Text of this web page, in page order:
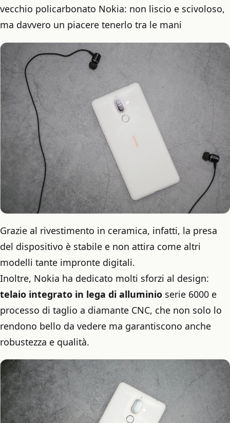
vecchio policarbonato Nokia: non liscio e scivoloso,
ma davvero un piacere tenerlo tra le mani
Grazie al rivestimento in ceramica, infatti, la presa
del dispositivo è stabile e non attira come altri
modelli tante impronte digitali.
Inoltre, Nokia ha dedicato molti sforzi al design:
telaio integrato in lega di alluminio serie 6000 e
processo di taglio a diamante CNC, che non solo lo
rendono bello da vedere ma garantiscono anche
robustezza e qualità.